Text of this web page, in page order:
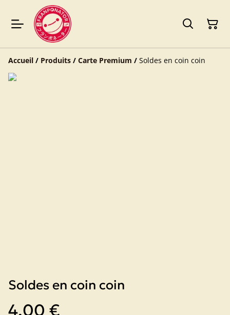
Accueil / Produits / Carte Premium / Soldes en coin coin
Soldes en coin coin
4,00 €